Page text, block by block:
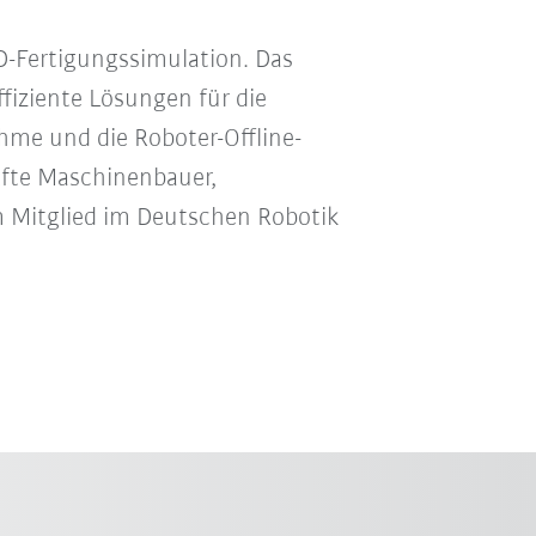
Fertigungssimulation. Das
Lösungen für die
und die Roboter-Offline-
Maschinenbauer,
im Deutschen Robotik